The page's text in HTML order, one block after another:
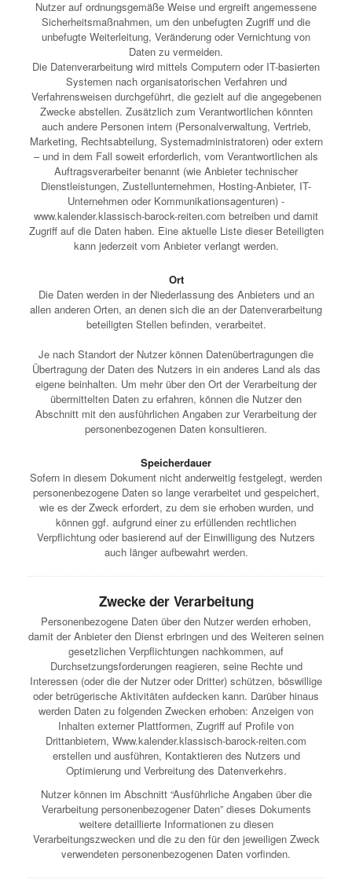
Nutzer auf ordnungsgemäße Weise und ergreift angemessene
Sicherheitsmaßnahmen, um den unbefugten Zugriff und die
unbefugte Weiterleitung, Veränderung oder Vernichtung von
Daten zu vermeiden.
Die Datenverarbeitung wird mittels Computern oder IT-basierten
Systemen nach organisatorischen Verfahren und
Verfahrensweisen durchgeführt, die gezielt auf die angegebenen
Zwecke abstellen. Zusätzlich zum Verantwortlichen könnten
auch andere Personen intern (Personalverwaltung, Vertrieb,
Marketing, Rechtsabteilung, Systemadministratoren) oder extern
– und in dem Fall soweit erforderlich, vom Verantwortlichen als
Auftragsverarbeiter benannt (wie Anbieter technischer
Dienstleistungen, Zustellunternehmen, Hosting-Anbieter, IT-
Unternehmen oder Kommunikationsagenturen) -
www.kalender.klassisch-barock-reiten.com betreiben und damit
Zugriff auf die Daten haben. Eine aktuelle Liste dieser Beteiligten
kann jederzeit vom Anbieter verlangt werden.
Ort
Die Daten werden in der Niederlassung des Anbieters und an
allen anderen Orten, an denen sich die an der Datenverarbeitung
beteiligten Stellen befinden, verarbeitet.
Je nach Standort der Nutzer können Datenübertragungen die
Übertragung der Daten des Nutzers in ein anderes Land als das
eigene beinhalten. Um mehr über den Ort der Verarbeitung der
übermittelten Daten zu erfahren, können die Nutzer den
Abschnitt mit den ausführlichen Angaben zur Verarbeitung der
personenbezogenen Daten konsultieren.
Speicherdauer
Sofern in diesem Dokument nicht anderweitig festgelegt, werden
personenbezogene Daten so lange verarbeitet und gespeichert,
wie es der Zweck erfordert, zu dem sie erhoben wurden, und
können ggf. aufgrund einer zu erfüllenden rechtlichen
Verpflichtung oder basierend auf der Einwilligung des Nutzers
auch länger aufbewahrt werden.
Zwecke der Verarbeitung
Personenbezogene Daten über den Nutzer werden erhoben,
damit der Anbieter den Dienst erbringen und des Weiteren seinen
gesetzlichen Verpflichtungen nachkommen, auf
Durchsetzungsforderungen reagieren, seine Rechte und
Interessen (oder die der Nutzer oder Dritter) schützen, böswillige
oder betrügerische Aktivitäten aufdecken kann. Darüber hinaus
werden Daten zu folgenden Zwecken erhoben: Anzeigen von
Inhalten externer Plattformen, Zugriff auf Profile von
Drittanbietern, Www.kalender.klassisch-barock-reiten.com
erstellen und ausführen, Kontaktieren des Nutzers und
Optimierung und Verbreitung des Datenverkehrs.
Nutzer können im Abschnitt “Ausführliche Angaben über die
Verarbeitung personenbezogener Daten” dieses Dokuments
weitere detaillierte Informationen zu diesen
Verarbeitungszwecken und die zu den für den jeweiligen Zweck
verwendeten personenbezogenen Daten vorfinden.